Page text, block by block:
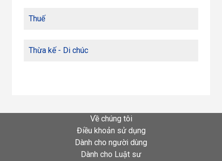
Thuế
Thừa kế - Di chúc
Về chúng tôi
Điều khoản sử dụng
Dành cho người dùng
Dành cho Luật sư